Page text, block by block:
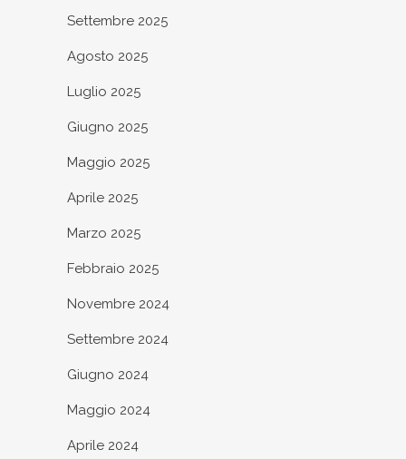
Settembre 2025
Agosto 2025
Luglio 2025
Giugno 2025
Maggio 2025
Aprile 2025
Marzo 2025
Febbraio 2025
Novembre 2024
Settembre 2024
Giugno 2024
Maggio 2024
Aprile 2024